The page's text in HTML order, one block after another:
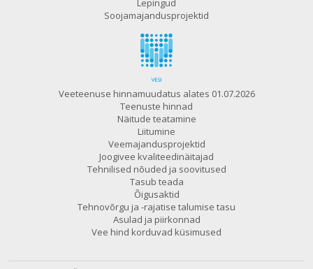
Lepingud
Soojamajandusprojektid
Veeteenuse hinnamuudatus alates 01.07.2026
Teenuste hinnad
Näitude teatamine
Liitumine
Veemajandusprojektid
Joogivee kvaliteedinäitajad
Tehnilised nõuded ja soovitused
Tasub teada
Õigusaktid
Tehnovõrgu ja -rajatise talumise tasu
Asulad ja piirkonnad
Vee hind korduvad küsimused